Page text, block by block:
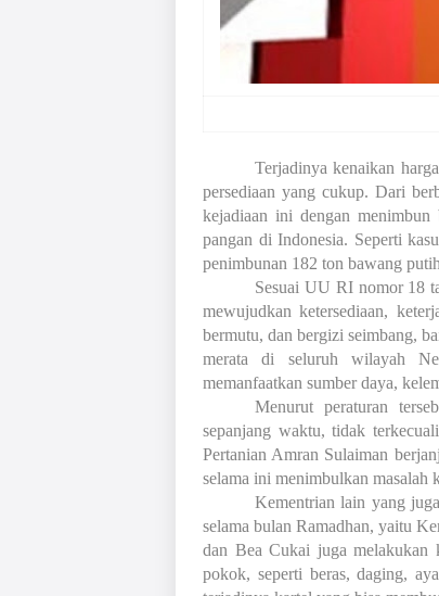
Terjadinya kenaikan
persediaan yang cukup. Dari
kejadiaan ini dengan menimbun
pangan di Indonesia. Seperti
penimbunan 182 ton bawang
Sesuai UU RI nomor 18
mewujudkan ketersediaan,
bermutu, dan bergizi seimbang,
merata di seluruh wilayah
memanfaatkan sumber daya,
Menurut peraturan
sepanjang waktu, tidak
Pertanian Amran Sulaiman
selama ini menimbulkan masalah
Kementrian lain yang
selama bulan Ramadhan, yaitu
dan Bea Cukai juga melakukan
pokok, seperti beras, daging,